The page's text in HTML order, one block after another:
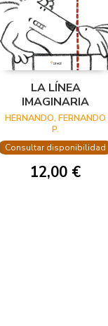
LA LÍNEA
IMAGINARIA
HERNANDO, FERNANDO
P.
Consultar disponibilidad
12,00 €